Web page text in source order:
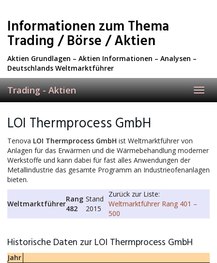
main
content
Informationen zum Thema
Trading / Börse / Aktien
Aktien Grundlagen – Aktien Informationen – Analysen –
Deutschlands Weltmarktführer
Trading - Aktien
LOI Thermprocess GmbH
Tenova LOI Thermprocess GmbH ist Weltmarktführer von
Anlagen für das Erwärmen und die Wärmebehandlung moderner
Werkstoffe und kann dabei für fast alles Anwendungen der
Metallindustrie das gesamte Programm an Industrieofenanlagen
bieten.
Weltmarktführer
Rang
482
Stand
2015
Zurück zur Liste:
Weltmarktführer Rang 401 –
500
Historische Daten zur LOI Thermprocess GmbH
Jahr